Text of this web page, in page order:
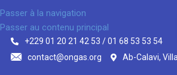
Passer à la navigation
Passer au contenu principal
+229 01 20 21 42 53 / 01 68 53 53 54
contact@ongas.org
Ab-Calavi,